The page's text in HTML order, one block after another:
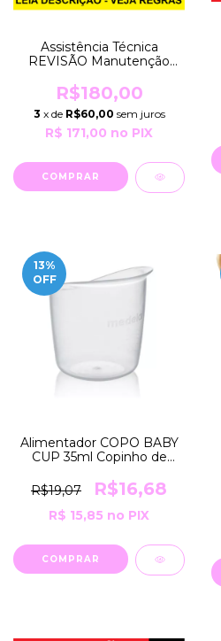
Assistência Técnica
REVISÃO Manutenção
CONSERTO da Bomba
SWING Medela
R$180,00
3 x de R$60,00 sem juros
R$ 171,00 no PIX
13%
OFF
Alimentador COPO BABY
CUP 35ml Copinho de
USO Hospitalar e
Doméstico Medela
R$19,07 R$16,68
R$ 15,85 no PIX